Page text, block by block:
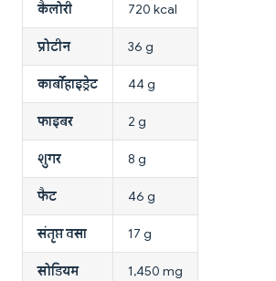
कैलोरी 720 kcal
प्रोटीन 36 g
कार्बोहाइड्रेट 44 g
फाइबर 2 g
शुगर 8 g
फैट 46 g
संतृप्त वसा 17 g
सोडियम 1,450 mg